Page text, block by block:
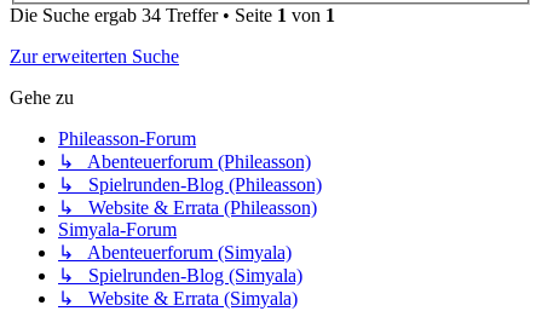
Die Suche ergab 34 Treffer • Seite 1 von 1
Zur erweiterten Suche
Gehe zu
Phileasson-Forum
↳ Abenteuerforum (Phileasson)
↳ Spielrunden-Blog (Phileasson)
↳ Website & Errata (Phileasson)
Simyala-Forum
↳ Abenteuerforum (Simyala)
↳ Spielrunden-Blog (Simyala)
↳ Website & Errata (Simyala)